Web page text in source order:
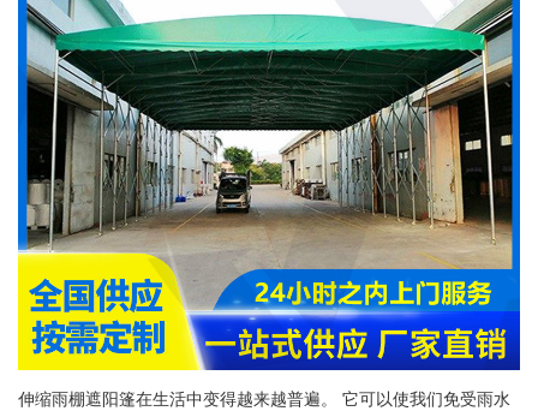
伸缩雨棚遮阳篷在生活中变得越来越普遍。 它可以使我们免受雨水